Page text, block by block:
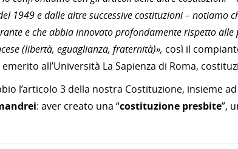
1949 e dalle altre successive costituzioni – notiamo
e che abbia innovato profondamente rispetto alle
(libertà, eguaglianza, fraternità)», così il
all’Università La Sapienza di Roma,
l’articolo 3 della nostra Costituzione, insieme
: aver creato una “costituzione presbite”,